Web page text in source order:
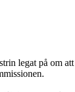
legat på om